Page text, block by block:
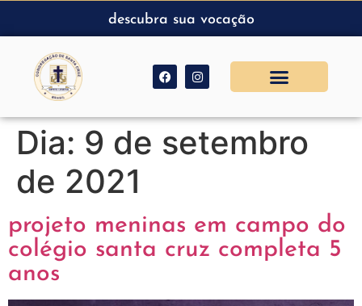
descubra sua vocação
Dia: 9 de setembro
de 2021
projeto meninas em campo do
colégio santa cruz completa 5
anos